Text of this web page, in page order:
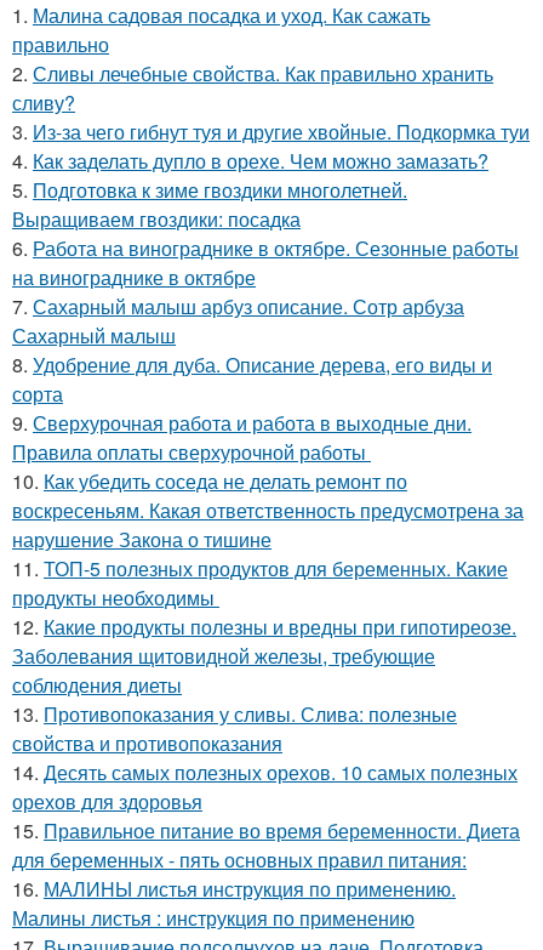
1. Малина садовая посадка и уход. Как сажать
правильно
2. Сливы лечебные свойства. Как правильно хранить
сливу?
3. Из-за чего гибнут туя и другие хвойные. Подкормка туи
4. Как заделать дупло в орехе. Чем можно замазать?
5. Подготовка к зиме гвоздики многолетней.
Выращиваем гвоздики: посадка
6. Работа на винограднике в октябре. Сезонные работы
на винограднике в октябре
7. Сахарный малыш арбуз описание. Сотр арбуза
Сахарный малыш
8. Удобрение для дуба. Описание дерева, его виды и
сорта
9. Сверхурочная работа и работа в выходные дни.
Правила оплаты сверхурочной работы
10. Как убедить соседа не делать ремонт по
воскресеньям. Какая ответственность предусмотрена за
нарушение Закона о тишине
11. ТОП-5 полезных продуктов для беременных. Какие
продукты необходимы
12. Какие продукты полезны и вредны при гипотиреозе.
Заболевания щитовидной железы, требующие
соблюдения диеты
13. Противопоказания у сливы. Слива: полезные
свойства и противопоказания
14. Десять самых полезных орехов. 10 самых полезных
орехов для здоровья
15. Правильное питание во время беременности. Диета
для беременных - пять основных правил питания:
16. МАЛИНЫ листья инструкция по применению.
Малины листья : инструкция по применению